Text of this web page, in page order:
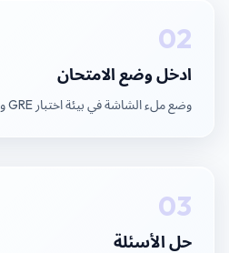
02
ادخل وضع الامتحان
وضع ملء الشاشة في بيئة اختبار GRE واقعية.
03
حل الأسئلة